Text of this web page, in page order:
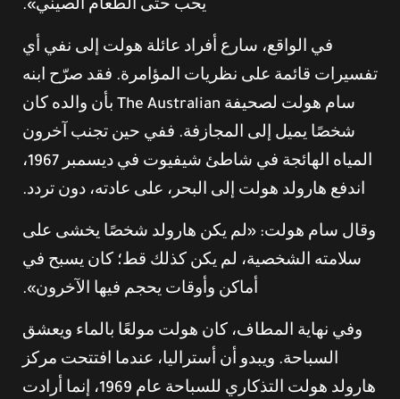
يحب حتى الطعام الصيني».
في الواقع، سارع أفراد عائلة هولت إلى نفي أي
تفسيرات قائمة على نظريات المؤامرة. فقد صرّح ابنه
سام هولت لصحيفة The Australian بأن والده كان
شخصًا يميل إلى المجازفة. ففي حين تجنب آخرون
المياه الهائجة في شاطئ شيفيوت في ديسمبر 1967،
اندفع هارولد هولت إلى البحر، على عادته، دون تردد.
وقال سام هولت: «لم يكن هارولد شخصًا يخشى على
سلامته الشخصية، لم يكن كذلك قط؛ كان يسبح في
أماكن وأوقات يحجم فيها الآخرون».
وفي نهاية المطاف، كان هولت مولعًا بالماء ويعشق
السباحة. ويبدو أن أستراليا، عندما افتتحت مركز
هارولد هولت التذكاري للسباحة عام 1969، إنما أرادت